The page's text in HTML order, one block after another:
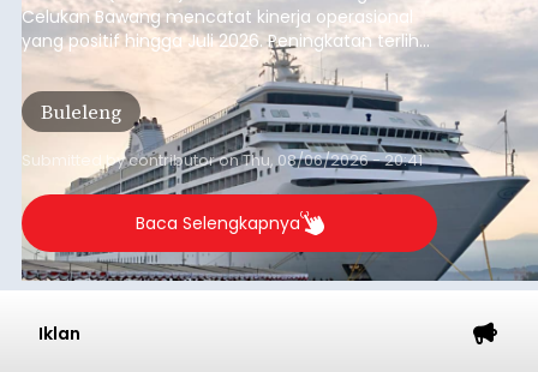
Celukan Bawang mencatat kinerja operasional
yang positif hingga Juli 2026. Peningkatan terlihat
dari arus kapal yang mencapai 1,48 juta Gross
Tonnage (GT), atau tumbuh 12,4 persen
dibandingkan periode yang sama tahun lalu
yang tercatat sebesar 1,32 juta GT.
Buleleng
Submitted bycontributoronThu, 08/06/2026 - 20:41
Baca Selengkapnya
Iklan